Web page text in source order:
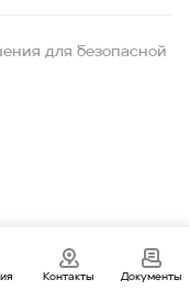
для безопасной
Контакты Документы